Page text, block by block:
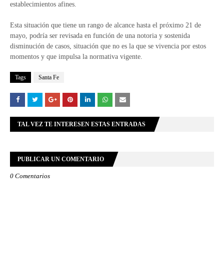
establecimientos afines.
Esta situación que tiene un rango de alcance hasta el próximo 21 de
mayo, podría ser revisada en función de una notoria y sostenida
disminución de casos, situación que no es la que se vivencia por estos
momentos y que impulsa la normativa vigente.
Tags Santa Fe
TAL VEZ TE INTERESEN ESTAS ENTRADAS
PUBLICAR UN COMENTARIO
0 Comentarios